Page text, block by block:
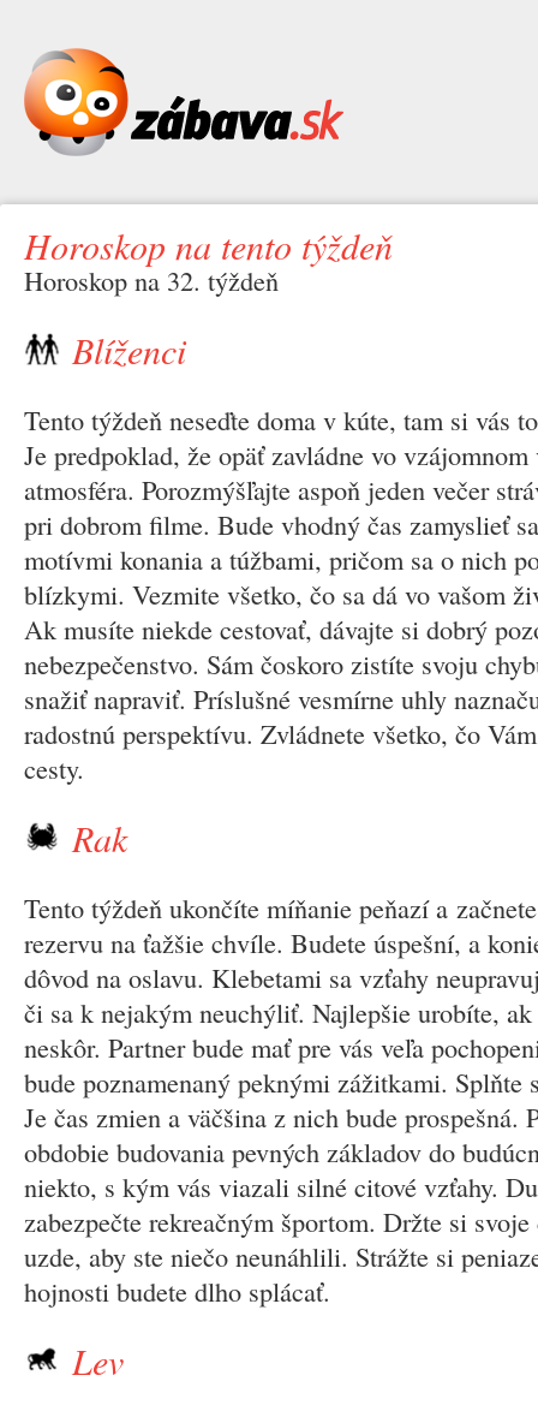
Horoskop na tento týždeň
Horoskop na 32. týždeň
Blíženci
Tento týždeň neseďte doma v kúte, tam si vás
Je predpoklad, že opäť zavládne vo
atmosféra. Porozmýšľajte aspoň jeden večer
pri dobrom filme. Bude vhodný čas zamyslieť
motívmi konania a túžbami, pričom sa o nich
blízkymi. Vezmite všetko, čo sa dá vo vašom
Ak musíte niekde cestovať, dávajte si dobrý
nebezpečenstvo. Sám čoskoro zistíte svoju
snažiť napraviť. Príslušné vesmírne uhly
radostnú perspektívu. Zvládnete všetko, čo
cesty.
Rak
Tento týždeň ukončíte míňanie peňazí a
rezervu na ťažšie chvíle. Budete úspešní, a
dôvod na oslavu. Klebetami sa vzťahy
či sa k nejakým neuchýliť. Najlepšie urobíte,
neskôr. Partner bude mať pre vás veľa
bude poznamenaný peknými zážitkami. Splňte
Je čas zmien a väčšina z nich bude prospešná.
obdobie budovania pevných základov do
niekto, s kým vás viazali silné citové vzťahy.
zabezpečte rekreačným športom. Držte si
uzde, aby ste niečo neunáhlili. Strážte si
hojnosti budete dlho splácať.
Lev